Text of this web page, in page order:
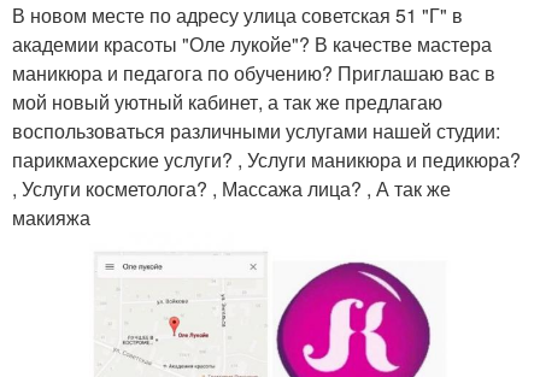
В новом месте по адресу улица советская 51 "Г" в
академии красоты "Оле лукойе"? В качестве мастера
маникюра и педагога по обучению? Приглашаю вас в
мой новый уютный кабинет, а так же предлагаю
воспользоваться различными услугами нашей студии:
парикмахерские услуги? , Услуги маникюра и педикюра?
, Услуги косметолога? , Массажа лица? , А так же
макияжа